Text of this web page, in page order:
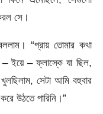
সে।
“প্রায় তোমার কথা
– ইয়ে – ফ্লাস্কে যা ছিল,
সেটা আমি বহুবার
উঠতে পারিনি।”